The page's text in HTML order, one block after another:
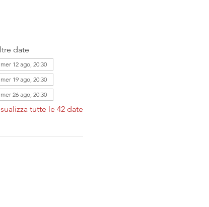
date
mer 12 ago, 20:30
mer 19 ago, 20:30
mer 26 ago, 20:30
tutte le 42 date